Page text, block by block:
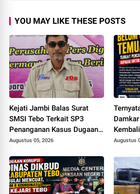
YOU MAY LIKE THESE POSTS
Kejati Jambi Balas Surat
SMSI Tebo Terkait SP3
Penanganan Kasus Dugaan
Korupsi di DPUPR Tebo Rp
Augustus 05, 2026
Terkait
Augustus